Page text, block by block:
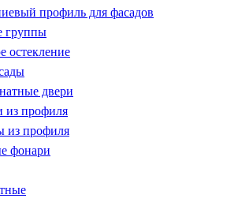
профиль для фасадов
группы
остекление
двери
из профиля
из профиля
фонари